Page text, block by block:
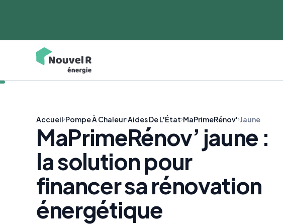
Accueil Pompe À Chaleur Aides De L'État MaPrimeRénov' Jaune
MaPrimeRénov’ jaune :
la solution pour
financer sa rénovation
énergétique